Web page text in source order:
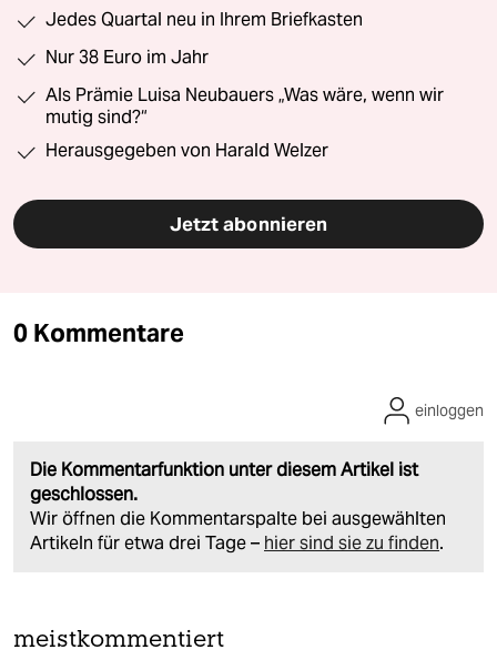
Jedes Quartal neu in Ihrem Briefkasten
Nur 38 Euro im Jahr
Als Prämie Luisa Neubauers „Was wäre, wenn wir
mutig sind?“
Herausgegeben von Harald Welzer
Jetzt abonnieren
0 Kommentare
Die Kommentarfunktion unter diesem Artikel ist
geschlossen.
Wir öffnen die Kommentarspalte bei ausgewählten
Artikeln für etwa drei Tage – hier sind sie zu finden.
einloggen
meistkommentiert